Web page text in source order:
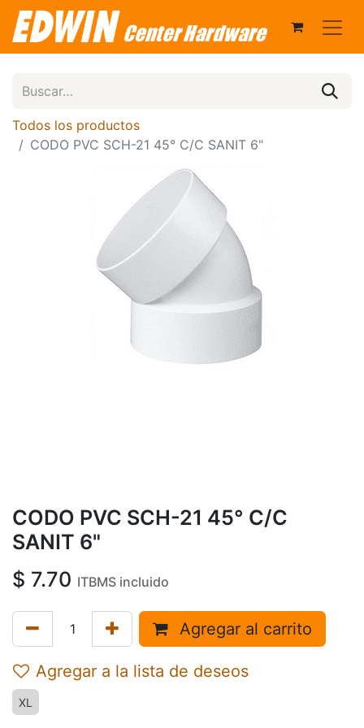
Todos los productos
CODO PVC SCH-21 45° C/C SANIT 6"
CODO PVC SCH-21 45° C/C
SANIT 6"
$ 7.70 ITBMS incluido
Agregar al carrito
Agregar a la lista de deseos
XL